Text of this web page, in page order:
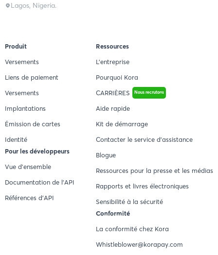
Lagos, Nigeria.
Produit
Versements
Liens de paiement
Versements
Implantations
Émission de cartes
Identité
Pour les développeurs
Vue d'ensemble
Documentation de l'API
Références d'API
Ressources
L'entreprise
Pourquoi Kora
CARRIÈRES
Nous recrutons
Aide rapide
Kit de démarrage
Contacter le service d'assistance
Blogue
Ressources pour la presse et les médias
Rapports et livres électroniques
Sensibilité à la sécurité
Conformité
La conformité chez Kora
Whistleblower@korapay.com